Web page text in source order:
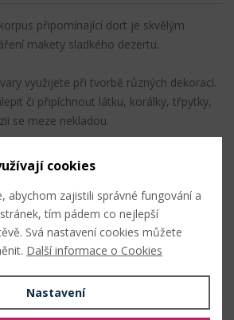
připomínající dort je skvělým
makety sladkého dezertu.
využijete při tvorbě různých dekorací.
či připíchnout látku, korálky, třpytky,
se meze nekladou.
cookies
abychom zajistili správné fungování a
tím pádem co nejlepší
Svá nastavení cookies můžete
Další informace o Cookies
Nastavení